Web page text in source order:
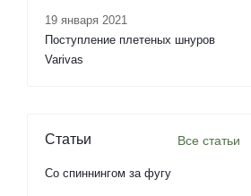
19 января 2021
Поступление плетеных шнуров
Varivas
Статьи Все статьи
Со спиннингом за фугу